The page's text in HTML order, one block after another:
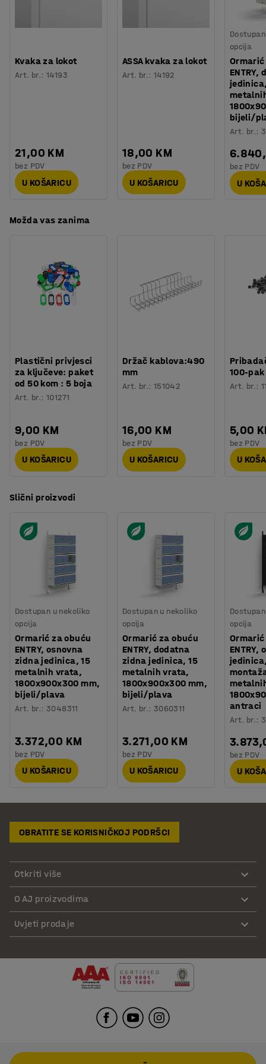
Ovaj dvostrani ormarić za obuću dolazi s dva T-okvira i
veznim križevima koji se lako postavljaju. Perforacije u
okviru olakšavaju podešavanje razmaka između polica
Montaža: Dolazi nesastavljeno
EN 16139:2013, EN 16121:2013+A1:2017, EN 1022:2018
Kvaliteta - Eko oznaka
Byggvarubedömd ID: 163852
Kvaka za lokot
Art. br.:14193
21,00 KM
bez PDV
U KOŠARICU
ASSA kvaka za lokot
Art. br.: 14192
18,00 KM
bez PDV
U KOŠARICU
opcija
ENTRY,
bijeli/
Art. br.:
bez PDV
U
Možda vas zanima
Plastični privjesci
za ključeve: paket
od 50 kom : 5 boja
Art. br.:101271
9,00 KM
bez PDV
U KOŠARICU
Držač kablova:490
mm
Art. br.: 151042
16,00 KM
bez PDV
U KOŠARICU
100-pak
Art. br.:
5,00
bez PDV
U
Slični proizvodi
Dostupan u nekoliko
opcija
Ormarić za obuću
ENTRY, osnovna
zidna jedinica, 15
metalnih vrata,
1800x900x300 mm,
bijeli/plava
Art. br.:3048311
3.372,00 KM
bez PDV
U KOŠARICU
Dostupan u nekoliko
opcija
Ormarić za obuću
ENTRY, dodatna
zidna jedinica, 15
metalnih vrata,
1800x900x300 mm,
bijeli/plava
Art. br.: 3060311
3.271,00 KM
bez PDV
U KOŠARICU
opcija
ENTRY,
antraci
Art. br.:
bez PDV
U
OBRATITE SE KORISNIČKOJ PODRŠCI
Otkriti više
O AJ proizvodima
Uvjeti prodaje